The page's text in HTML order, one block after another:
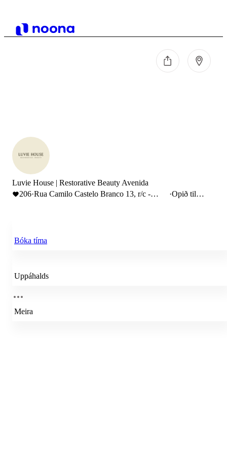
Luvie House | Restorative Beauty Avenida
206·Rua Camilo Castelo Branco 13, r/c -
·Opið til
Bóka tíma
Uppáhalds
Meira